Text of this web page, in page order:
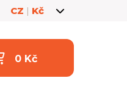
CZ | Kč
0 Kč